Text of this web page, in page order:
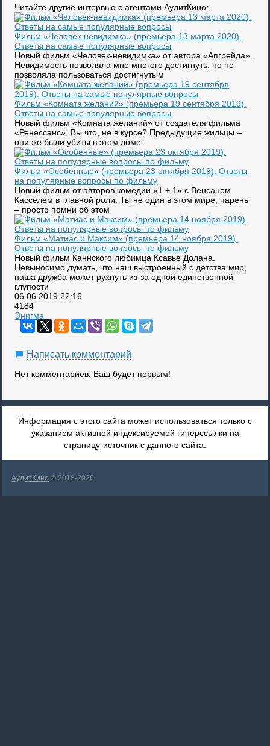
Читайте другие интервью с агентами АудитКино:
Фильм «Человек-невидимка» (премьера 13 марта 2020).
Ответы на самые популярные вопросы
Новый фильм «Человек-невидимка» от автора «Апгрейда».
Невидимость позволяла мне многого достигнуть, но не
позволяла пользоваться достигнутым
Фильм «Комната желаний» (премьера 19 сентября 2019).
Ответы на самые популярные вопросы
Новый фильм «Комната желаний» от создателя фильма
«Ренессанс». Вы что, не в курсе? Предыдущие жильцы –
они же были убиты в этом доме
Фильм «Особенные» (премьера 23 октября 2019). Ответы
на популярные вопросы по фильму
Новый фильм от авторов комедии «1 + 1» с Венсаном
Касселем в главной роли. Ты не один в этом мире, парень
– просто помни об этом
Фильм «Матиас и Максим» (премьера 14 ноября 2019).
Ответы на популярные вопросы по фильму
Новый фильм Каннского любимца Ксавье Долана.
Невыносимо думать, что наш выстроенный с детства мир,
наша дружба может рухнуть из-за одной единственной
глупости
06.06.2019 22:16
4184
Энигма
Написать комментарий
Нет комментариев. Ваш будет первым!
Информация с этого сайта может использоваться только с
указанием активной индексируемой гиперссылки на
страницу-источник с данного сайта.
АудитКино © 2018-2026